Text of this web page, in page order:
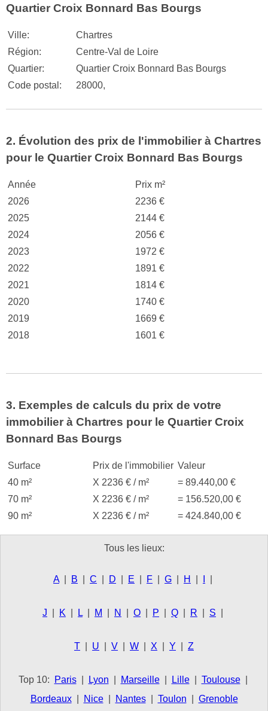
Quartier Croix Bonnard Bas Bourgs
Ville:
Chartres
Région:
Centre-Val de Loire
Quartier:
Quartier Croix Bonnard Bas Bourgs
Code postal:
28000,
2. Évolution des prix de l'immobilier à Chartres
pour le Quartier Croix Bonnard Bas Bourgs
Année
Prix m²
2026
2236 €
2025
2144 €
2024
2056 €
2023
1972 €
2022
1891 €
2021
1814 €
2020
1740 €
2019
1669 €
2018
1601 €
3. Exemples de calculs du prix de votre
immobilier à Chartres pour le Quartier Croix
Bonnard Bas Bourgs
Surface Prix de l'immobilier Valeur
40 m²
X 2236 € / m²
= 89.440,00 €
70 m²
X 2236 € / m²
= 156.520,00 €
90 m²
X 2236 € / m² = 424.840,00 €
Tous les lieux:
A B C D E F G H
J K L M N O P Q R S
T U V W X Y Z
Top 10: Paris| Lyon Marseille| Lille| Toulouse|
Bordeaux| Nice| Nantes| Toulon Grenoble